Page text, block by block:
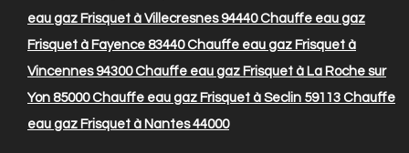
eau gaz Frisquet à Villecresnes 94440Chauffe eau gaz
Frisquet à Fayence 83440Chauffe eau gaz Frisquet à
Vincennes 94300Chauffe eau gaz Frisquet à La Roche sur
Yon 85000Chauffe eau gaz Frisquet à Seclin 59113 Chauffe
eau gaz Frisquet à Nantes 44000